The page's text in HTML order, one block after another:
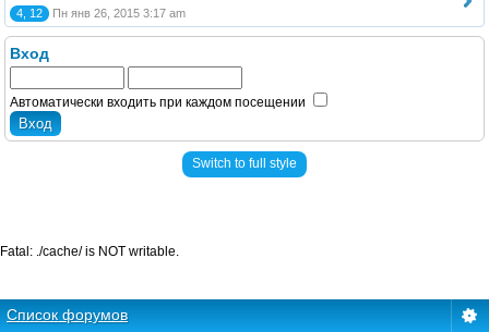
4, 12 Пн янв 26, 2015 3:17 am
Вход
Автоматически входить при каждом посещении
Switch to full style
Список форумов
Fatal: ./cache/ is NOT writable.